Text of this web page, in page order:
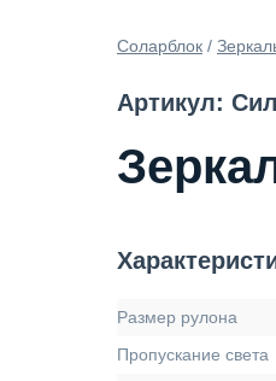
Соларблок /
Артикул:
Размер рулона
Пропускание света